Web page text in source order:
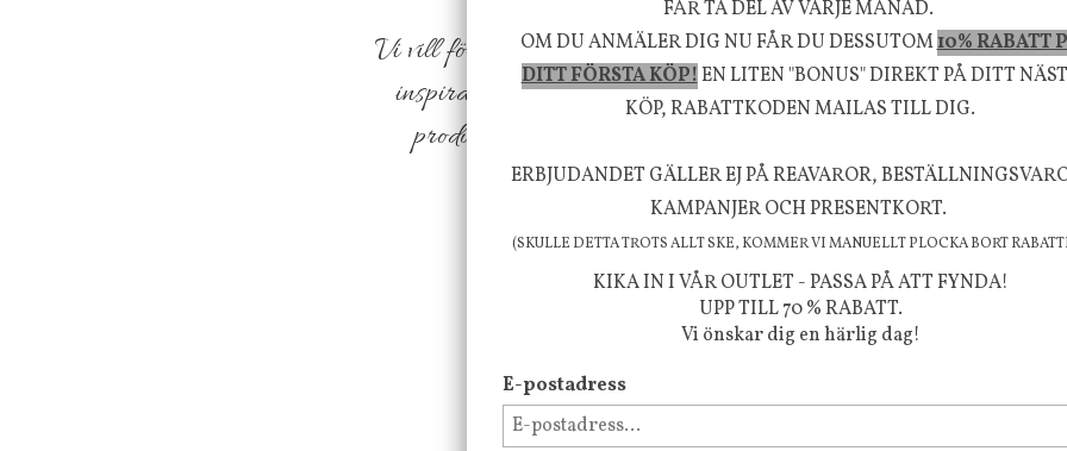
Vi vill förmedla känsla, upplevelse och välbefinnande för dig
inspiration från naturen och dess färgpalett erbjuder vi
produkter som ökar trivsel i ditt hem och ger det lilla extra
välmående!
FÖLJ OSS PÅ INSTAGRAM @JBHOME
FÅR TA DEL AV VARJE MÅNAD.
OM DU ANMÄLER DIG NU FÅR DU DESSUTOM10% RABATT
DITT FÖRSTA KÖP!EN LITEN "BONUS" DIREKT PÅ DITT
KÖP, RABATTKODEN MAILAS TILL DIG.
ERBJUDANDET GÄLLER EJ PÅ REAVAROR,
KAMPANJER OCH PRESENTKORT.
(SKULLE DETTA TROTS ALLT SKE, KOMMER VI MANUELLT PLOCKA BORT
KIKA IN I VÅR OUTLET - PASSA PÅ ATT FYNDA!
UPP TILL 70 % RABATT.
Vi önskar dig en härlig dag!
E-postadress